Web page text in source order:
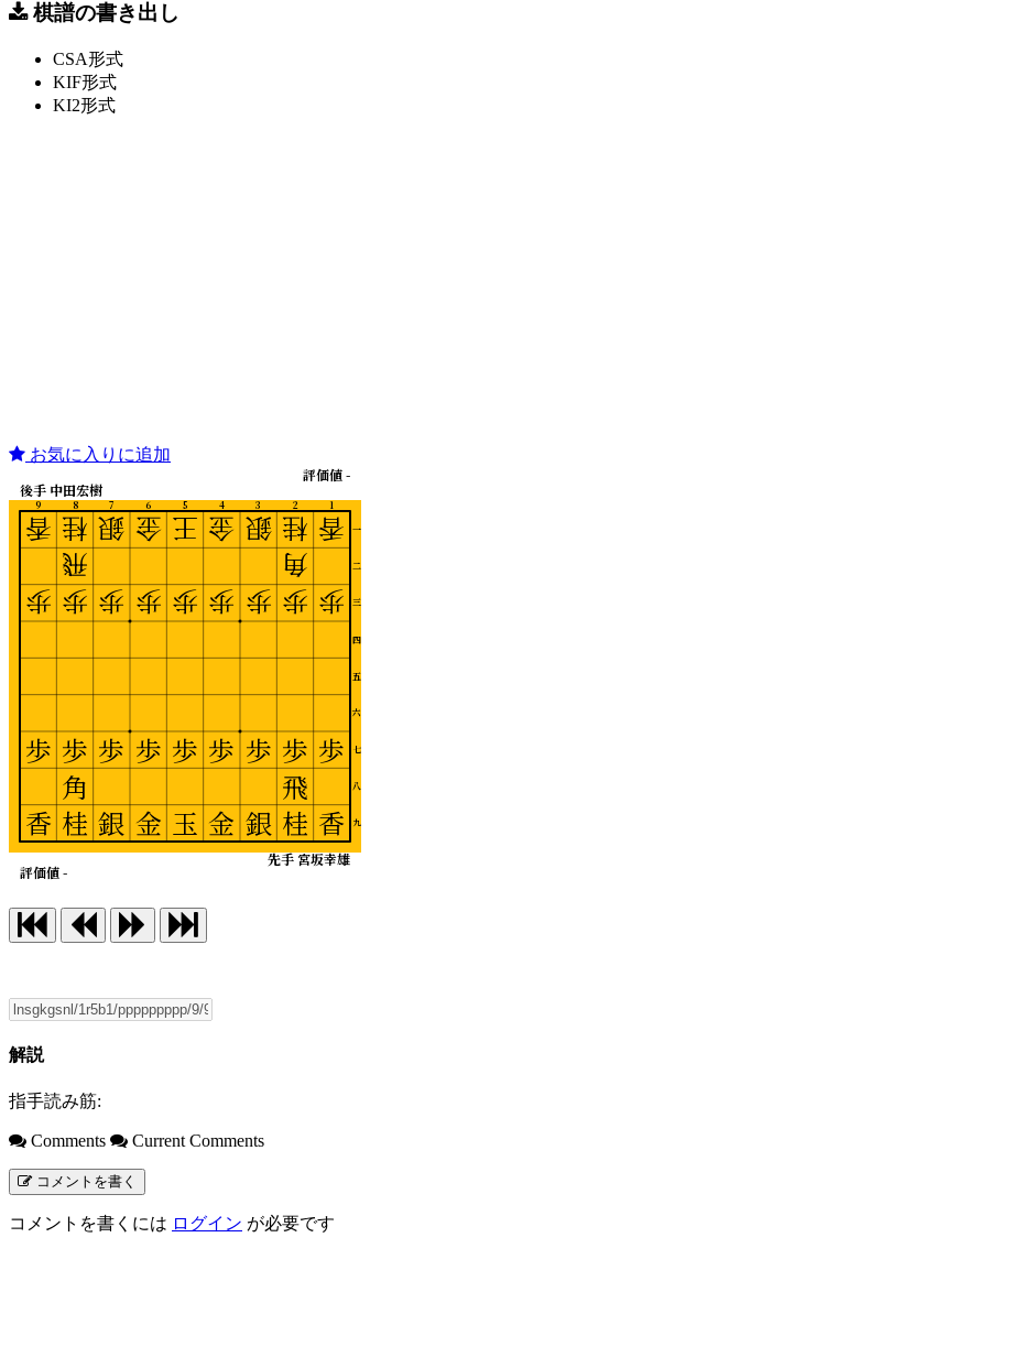
棋譜の書き出し
CSA形式
KIF形式
KI2形式
お気に入りに追加
1
2
3
4
5
6
7
8
9
一
二
三
四
五
六
七
八
九
先手 宮坂幸雄
後手 中田宏樹
評価値 -
評価値 -
香
歩
歩
香
桂
角
歩
歩
飛
桂
銀
歩
歩
銀
金
歩
歩
金
王
歩
歩
玉
金
歩
歩
金
銀
歩
歩
銀
桂
飛
歩
歩
角
桂
香
歩
歩
香
解説
指手読み筋:
Comments Current Comments
コメントを書く
コメントを書くには ログイン が必要です